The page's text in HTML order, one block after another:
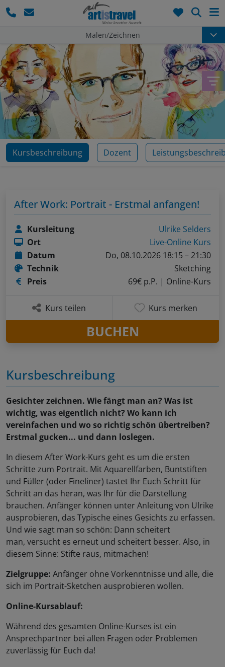
Malen/Zeichnen
Kursbeschreibung Dozent
Kursbeschreibung
Gesichter zeichnen. Wie fängt man an? Was ist
wichtig, was eigentlich nicht? Wo kann ich
vereinfachen und wo so richtig schön übertreiben?
Erstmal gucken... und dann loslegen.
In diesem After Work-Kurs geht es um die ersten
Schritte zum Portrait. Mit Aquarellfarben, Buntstiften
und Füller (oder Fineliner) tastet Ihr Euch Schritt für
Schritt an das heran, was Ihr für die Darstellung
brauchen. Anfänger können unter Anleitung von Ulrike
ausprobieren, das Typische eines Gesichts zu erfassen.
Und wie sagt man so schön: Dann scheitert
man, versucht es erneut und scheitert besser. Also, in
diesem Sinne: Stifte raus, mitmachen!
Zielgruppe: Anfänger ohne Vorkenntnisse und alle, die
sich im Portrait-Sketchen ausprobieren wollen.
Online-Kursablauf:
Während des gesamten Online-Kurses ist ein
Ansprechpartner bei allen Fragen oder Problemen
zuverlässig für Euch da!
After Work: Portrait - Erstmal anfangen!
Kursleitung
Ulrike Selders
Ort
Live-Online Kurs
Datum
Do, 08.10.2026 18:15 – 21:30
Technik
Sketching
Preis
69€ p.P. | Online-Kurs
Kurs teilen Kurs merken
BUCHEN